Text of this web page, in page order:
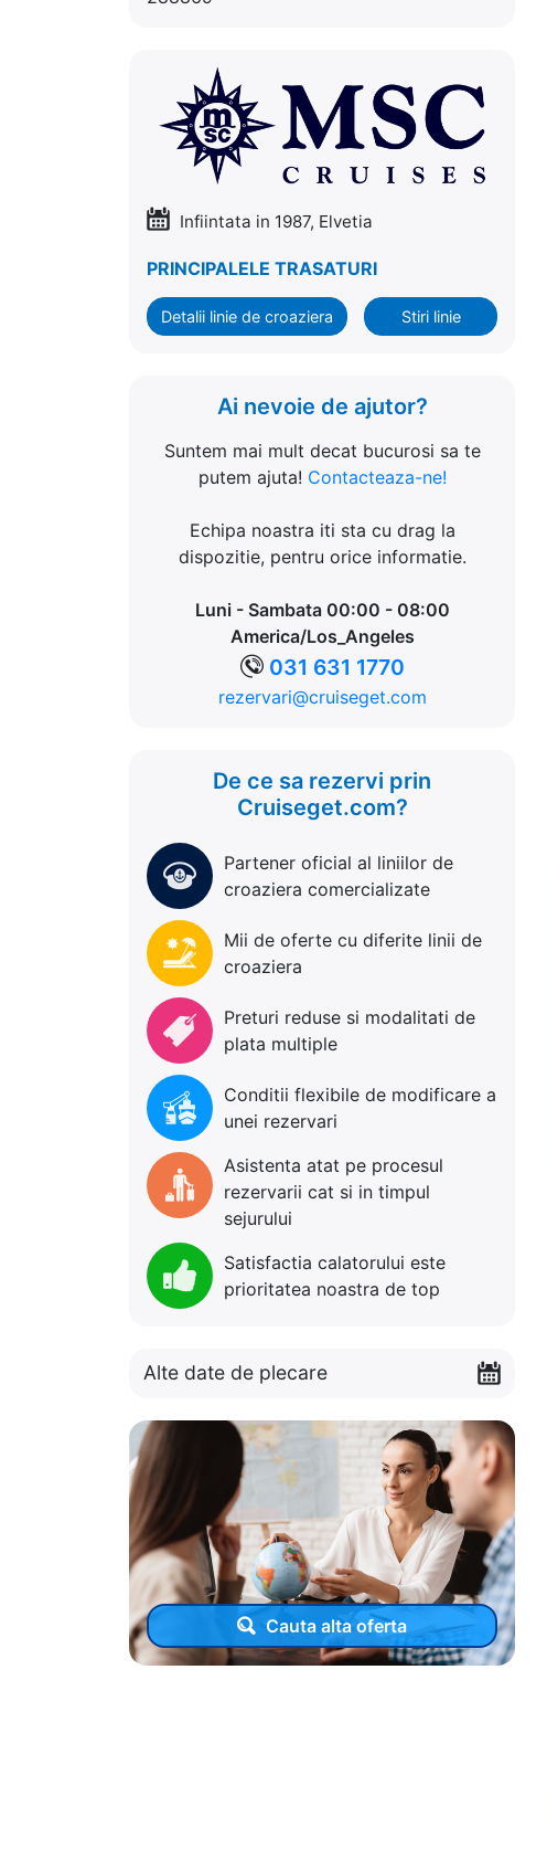
Infiintata in 1987, Elvetia
PRINCIPALELE TRASATURI
Detalii linie de croaziera Stiri linie
Ai nevoie de ajutor?
Suntem mai mult decat bucurosi sa te
putem ajuta! Contacteaza-ne!
Echipa noastra iti sta cu drag la
dispozitie, pentru orice informatie.
Luni - Sambata 00:00 - 08:00
America/Los_Angeles
031 631 1770
rezervari@cruiseget.com
De ce sa rezervi prin
Cruiseget.com?
Partener oficial al liniilor de
croaziera comercializate
Mii de oferte cu diferite linii de
croaziera
Preturi reduse si modalitati de
plata multiple
Conditii flexibile de modificare a
unei rezervari
Asistenta atat pe procesul
rezervarii cat si in timpul
sejurului
Satisfactia calatorului este
prioritatea noastra de top
Alte date de plecare
Cauta alta oferta